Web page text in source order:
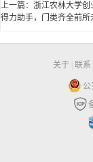
上一篇： 浙江农林大学创
得力助手，门类齐全前所
关于 联系
公